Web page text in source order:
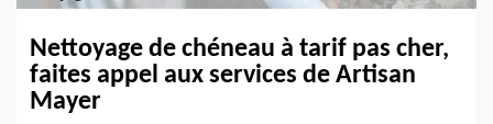
Nettoyage de chéneau à tarif pas cher,
faites appel aux services de Artisan
Mayer